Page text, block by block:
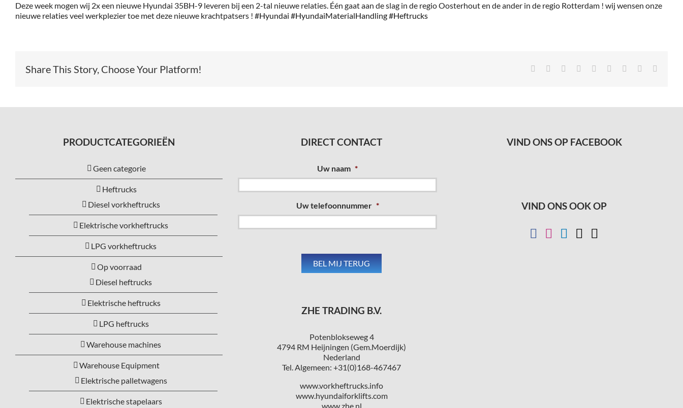
Deze week mogen wij 2x een nieuwe Hyundai 35BH-9 leveren bij een 2-tal nieuwe relaties. Één gaat aan de slag in de regio Oosterhout en de ander in de regio Rotterdam ! wij wensen onze
nieuwe relaties veel werkplezier toe met deze nieuwe krachtpatsers ! #Hyundai #HyundaiMaterialHandling#Heftrucks
Share This Story, Choose Your Platform! Facebook Reddit LinkedIn
TumblrPinterest Xing
PRODUCTCATEGORIEËN
Geen categorie
Heftrucks
Diesel vorkheftrucks
Elektrische vorkheftrucks
LPG vorkheftrucks
Op voorraad
Diesel heftrucks
Elektrische heftrucks
LPG heftrucks
Warehouse machines
Warehouse Equipment
Elektrische palletwagens
Elektrische stapelaars
DIRECT CONTACT
Uw naam *
Uw telefoonnummer *
ZHE TRADING B.V.
Potenblokseweg 4
4794 RM Heijningen (Gem.Moerdijk)
Nederland
Tel. Algemeen: +31(0)168-467467
www.vorkheftrucks.info
www.hyundaiforklifts.com
www.zhe.nl
VIND ONS OP FACEBOOK
VIND ONS OOK OP